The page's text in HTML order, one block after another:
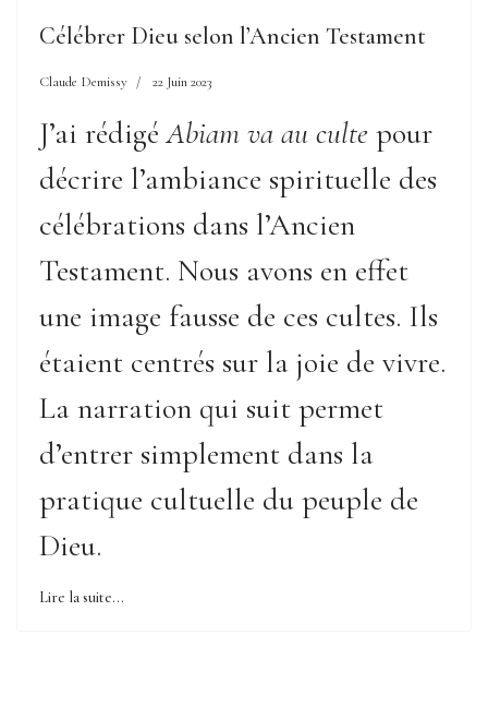
Célébrer Dieu selon l’Ancien Testament
Claude Demissy 22 Juin 2023
J’ai rédigéAbiam va au culte pour
décrire l’ambiance spirituelle des
célébrations dans l’Ancien
Testament. Nous avons en effet
une image fausse de ces cultes. Ils
étaient centrés sur la joie de vivre.
La narration qui suit permet
d’entrer simplement dans la
pratique cultuelle du peuple de
Dieu.
Lire la suite...